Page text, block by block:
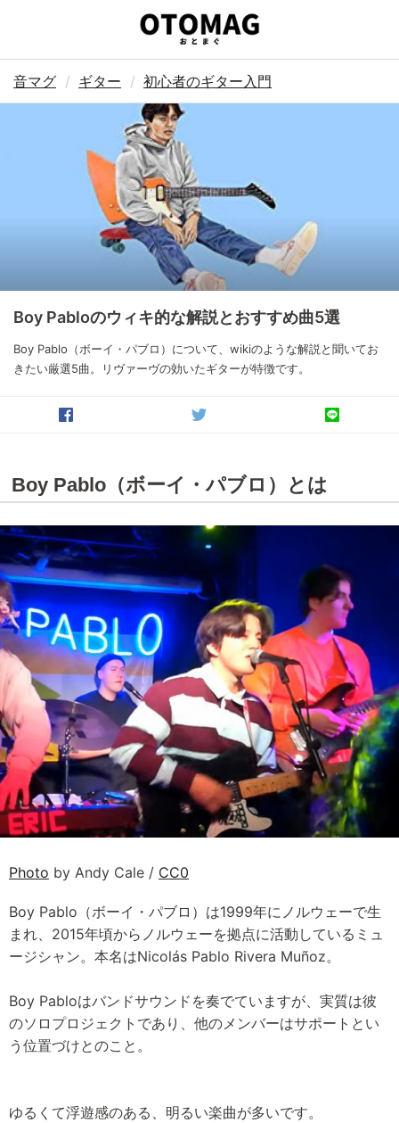
音マグ ギター 初心者のギター入門
Boy Pabloのウィキ的な解説とおすすめ曲5選
Boy Pablo（ボーイ・パブロ）について、wikiのような解説と聞いてお
きたい厳選5曲。リヴァーヴの効いたギターが特徴です。
Boy Pablo（ボーイ・パブロ）とは
Photo by Andy Cale / CC0
Boy Pablo（ボーイ・パブロ）は1999年にノルウェーで生
まれ、2015年頃からノルウェーを拠点に活動しているミュ
ージシャン。本名はNicolás Pablo Rivera Muñoz。
Boy Pabloはバンドサウンドを奏でていますが、実質は彼
のソロプロジェクトであり、他のメンバーはサポートとい
う位置づけとのこと。
ゆるくて浮遊感のある、明るい楽曲が多いです。